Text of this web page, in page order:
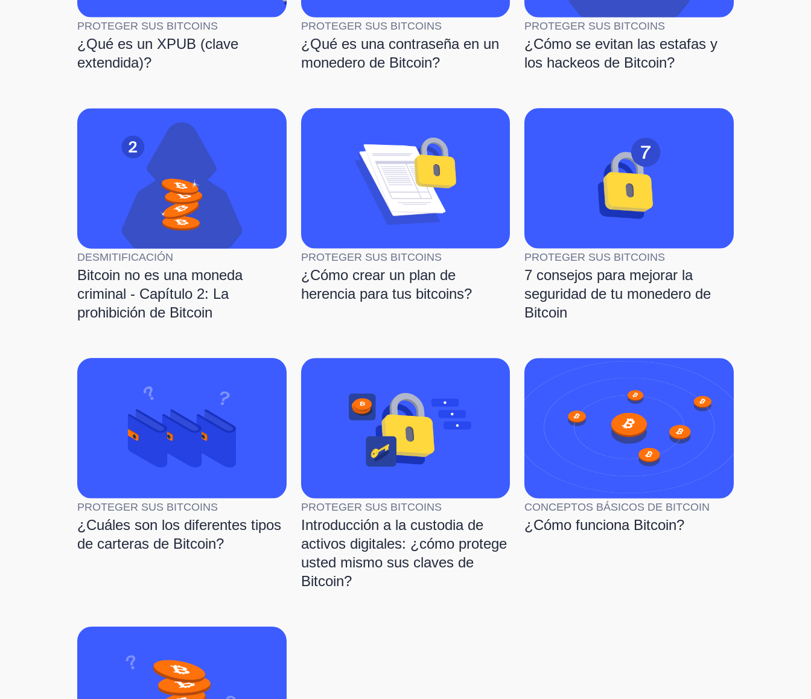
PROTEGER SUS BITCOINS
¿Qué es un XPUB (clave
extendida)?
PROTEGER SUS BITCOINS
¿Qué es una contraseña en un
monedero de Bitcoin?
PROTEGER SUS BITCOINS
¿Cómo se evitan las estafas y
los hackeos de Bitcoin?
DESMITIFICACIÓN
Bitcoin no es una moneda
criminal - Capítulo 2: La
prohibición de Bitcoin
PROTEGER SUS BITCOINS
¿Cómo crear un plan de
herencia para tus bitcoins?
PROTEGER SUS BITCOINS
7 consejos para mejorar la
seguridad de tu monedero de
Bitcoin
PROTEGER SUS BITCOINS
¿Cuáles son los diferentes tipos
de carteras de Bitcoin?
PROTEGER SUS BITCOINS
Introducción a la custodia de
activos digitales: ¿cómo protege
usted mismo sus claves de
Bitcoin?
CONCEPTOS BÁSICOS DE BITCOIN
¿Cómo funciona Bitcoin?